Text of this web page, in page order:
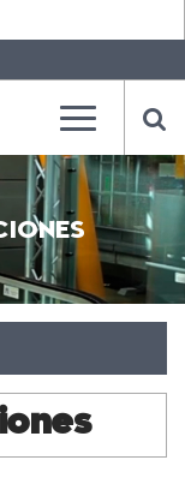
???
???